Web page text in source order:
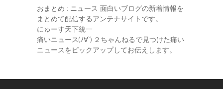
おまとめ : ニュース 面白いブログの新着情報を
まとめて配信するアンテナサイトです。
にゅーす天下統一
痛いニュース(ﾉ∀`) ２ちゃんねるで見つけた痛い
ニュースをピックアップしてお伝えします。